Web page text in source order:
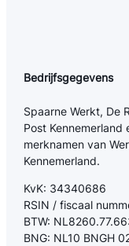
Bedrijfsgegevens
Spaarne Werkt, De
Post Kennemerland
merknamen van
Kennemerland.
KvK: 34340686
RSIN / fiscaal
BTW:
BNG: NL10 BNGH